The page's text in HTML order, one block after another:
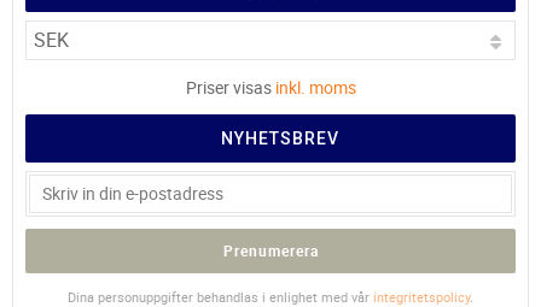
Priser visas inkl. moms
NYHETSBREV
Prenumerera
Dina personuppgifter behandlas i enlighet med vår integritetspolicy.